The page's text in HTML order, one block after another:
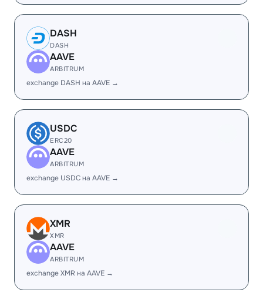
DASH
DASH
AAVE
ARBITRUM
exchange DASH на AAVE →
USDC
ERC20
AAVE
ARBITRUM
exchange USDC на AAVE →
XMR
XMR
AAVE
ARBITRUM
exchange XMR на AAVE →